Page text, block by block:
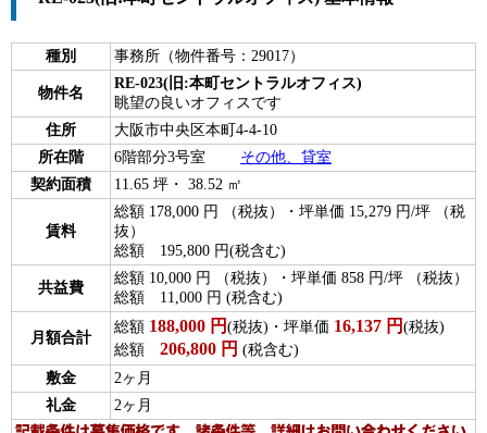
種別 事務所（物件番号：29017）
物件名
RE-023(旧:本町セントラルオフィス)
眺望の良いオフィスです
住所
大阪市中央区本町4-4-10
所在階
6階部分3号室 その他、貸室
契約面積
11.65 坪・ 38.52 ㎡
賃料
総額 178,000 円 （税抜）・坪単価 15,279 円/坪 （税
抜）
総額 195,800 円(税含む)
共益費
総額 10,000 円 （税抜）・坪単価 858 円/坪 （税抜）
総額 11,000 円 (税含む)
月額合計
総額 188,000 円 (税抜)・坪単価 16,137 円 (税抜)
総額 206,800 円 (税含む)
敷金
2ヶ月
礼金
2ヶ月